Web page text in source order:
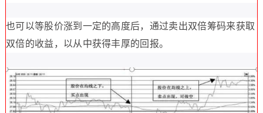
也可以等股价涨到一定的高度后，通过卖出双倍筹码来获取
双倍的收益，以从中获得丰厚的回报。